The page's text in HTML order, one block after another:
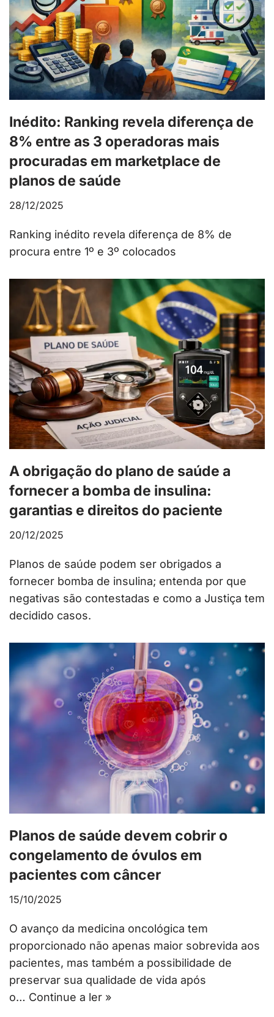
Inédito: Ranking revela diferença de
8% entre as 3 operadoras mais
procuradas em marketplace de
planos de saúde
28/12/2025
Ranking inédito revela diferença de 8% de
procura entre 1º e 3º colocados
A obrigação do plano de saúde a
fornecer a bomba de insulina:
garantias e direitos do paciente
20/12/2025
Planos de saúde podem ser obrigados a
fornecer bomba de insulina; entenda por que
negativas são contestadas e como a Justiça tem
decidido casos.
Planos de saúde devem cobrir o
congelamento de óvulos em
pacientes com câncer
15/10/2025
O avanço da medicina oncológica tem
proporcionado não apenas maior sobrevida aos
pacientes, mas também a possibilidade de
preservar sua qualidade de vida após
o… Continue a ler »